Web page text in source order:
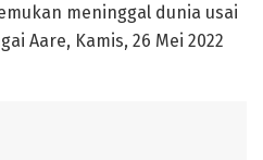
meninggal dunia usai
Aare, Kamis, 26 Mei 2022